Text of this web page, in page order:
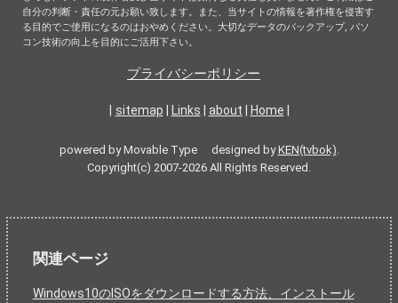
自分の判断・責任の元お願い致します。また、当サイトの情報を著作権を侵害す
る目的でご使用になるのはおやめください。大切なデータのバックアップ, パソ
コン技術の向上を目的にご活用下さい。
プライバシーポリシー
| sitemap | Links | about | Home |
powered by Movable Type designed byKEN(tvbok)
Copyright(c) 2007-2026 All Rights Reserved.
関連ページ
Windows10のISOをダウンロードする方法、インストール